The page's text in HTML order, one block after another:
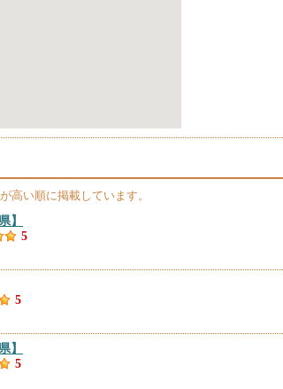
高い順に掲載しています。
】
5
5
】
5